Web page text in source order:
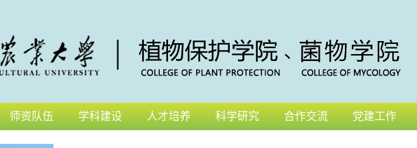
师资队伍 学科建设 人才培养 科学研究 合作交流 党建工作